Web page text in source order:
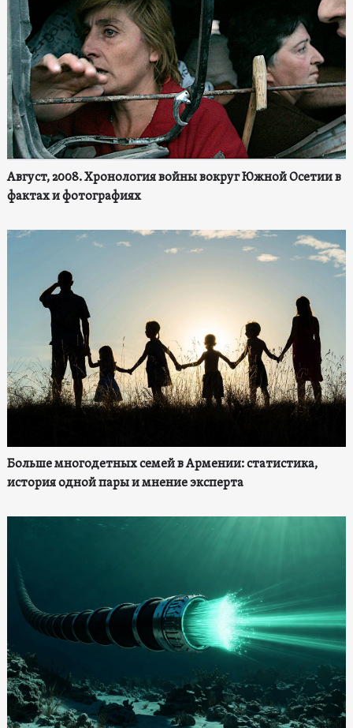
Август, 2008. Хронология войны вокруг Южной Осетии в
фактах и фотографиях
Больше многодетных семей в Армении: статистика,
история одной пары и мнение эксперта